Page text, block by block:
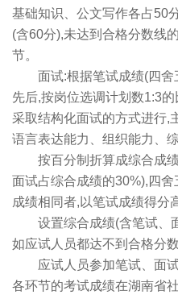
基础知识、公文写作各占50
(含60分),未达到合格分数线
节。
面试:根据笔试成绩(四
先后,按岗位选调计划数1:3
采取结构化面试的方式进行,
语言表达能力、组织能力、
按百分制折算成综合成
面试占综合成绩的30%),四
成绩相同者,以笔试成绩得分
设置综合成绩(含笔试、
如应试人员都达不到合格分
应试人员参加笔试、面
各环节的考试成绩在湖南省